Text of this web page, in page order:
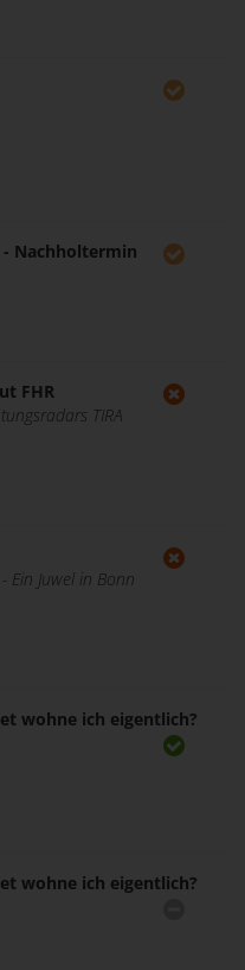
Nachholtermin
FHR
TIRA
Ein Juwel in Bonn
wohne ich eigentlich?
wohne ich eigentlich?